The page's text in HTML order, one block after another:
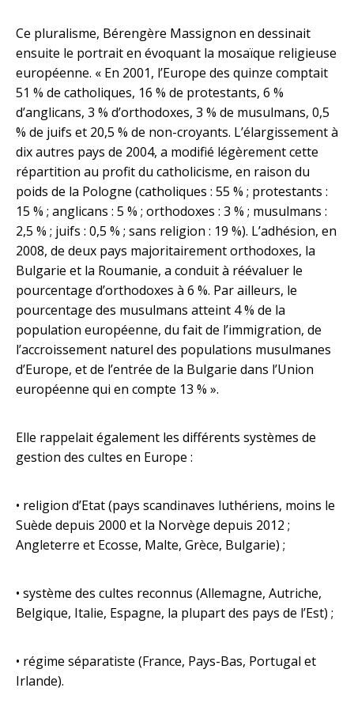
Ce pluralisme, Bérengère Massignon en dessinait
ensuite le portrait en évoquant la mosaïque religieuse
européenne. « En 2001, l’Europe des quinze comptait
51 % de catholiques, 16 % de protestants, 6 %
d’anglicans, 3 % d’orthodoxes, 3 % de musulmans, 0,5
% de juifs et 20,5 % de non-croyants. L’élargissement à
dix autres pays de 2004, a modifié légèrement cette
répartition au profit du catholicisme, en raison du
poids de la Pologne (catholiques : 55 % ; protestants :
15 % ; anglicans : 5 % ; orthodoxes : 3 % ; musulmans :
2,5 % ; juifs : 0,5 % ; sans religion : 19 %). L’adhésion, en
2008, de deux pays majoritairement orthodoxes, la
Bulgarie et la Roumanie, a conduit à réévaluer le
pourcentage d’orthodoxes à 6 %. Par ailleurs, le
pourcentage des musulmans atteint 4 % de la
population européenne, du fait de l’immigration, de
l’accroissement naturel des populations musulmanes
d’Europe, et de l’entrée de la Bulgarie dans l’Union
européenne qui en compte 13 % ».
Elle rappelait également les différents systèmes de
gestion des cultes en Europe :
• religion d’Etat (pays scandinaves luthériens, moins le
Suède depuis 2000 et la Norvège depuis 2012 ;
Angleterre et Ecosse, Malte, Grèce, Bulgarie) ;
• système des cultes reconnus (Allemagne, Autriche,
Belgique, Italie, Espagne, la plupart des pays de l’Est) ;
• régime séparatiste (France, Pays-Bas, Portugal et
Irlande).